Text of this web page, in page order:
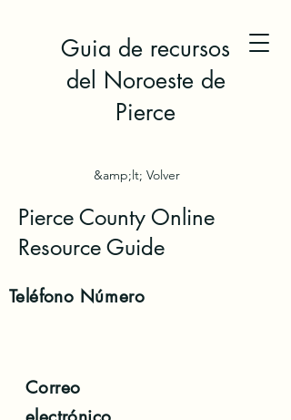
Guia de recursos
del Noroeste de
Pierce
&amp;lt; Volver
Pierce County Online
Resource Guide
Teléfono Número
Correo